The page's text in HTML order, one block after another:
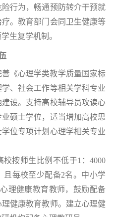
行为，畅通预防转介干预就
。教育部门会同卫生健康等
生复学机制。
善《心理学类教学质量国家标
、社会工作等相关学科专业
设。支持高校辅导员攻读心
硕士学位，适当增加高校思
位专项计划心理学相关专业
校按师生比例不低于1：4000
且每校至少配备2名。中小学
理健康教育教师，鼓励配备
健康教育教师。建立心理健